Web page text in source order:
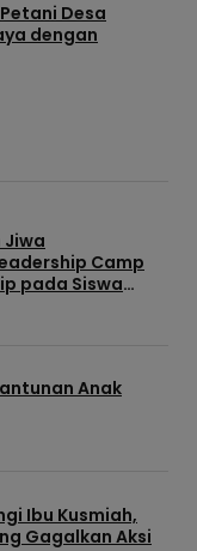
Desa
dengan
Jiwa
Camp
pada Siswa
Anak
Ibu Kusmiah,
Gagalkan Aksi